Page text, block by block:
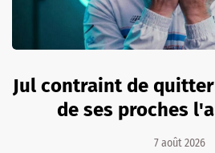
Jul contraint de
de ses proches
7 août 2026